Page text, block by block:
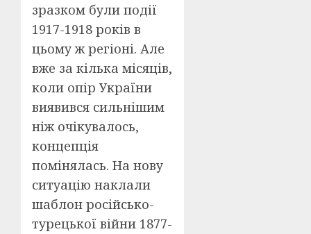
зразком були події
1917-1918 років в
цьому ж регіоні. Але
вже за кілька місяців,
коли опір України
виявився сильнішим
ніж очікувалось,
концепція
помінялась. На нову
ситуацію наклали
шаблон російсько-
турецької війни 1877-